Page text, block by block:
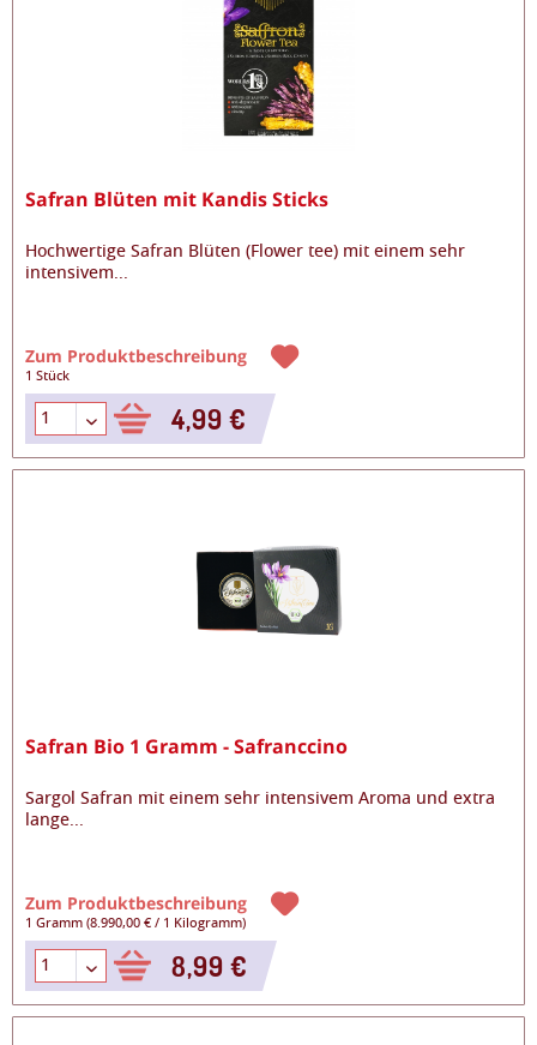
Safran Blüten mit Kandis Sticks
Hochwertige Safran Blüten (Flower tee) mit einem sehr
intensivem
Zum Produktbeschreibung
1 Stück
4,99 €
Safran Bio 1 Gramm - Safranccino
Sargol Safran mit einem sehr intensivem Aroma und extra
lange...
Zum Produktbeschreibung
1 Gramm(8.990,00 € / 1 Kilogramm)
8,99 €